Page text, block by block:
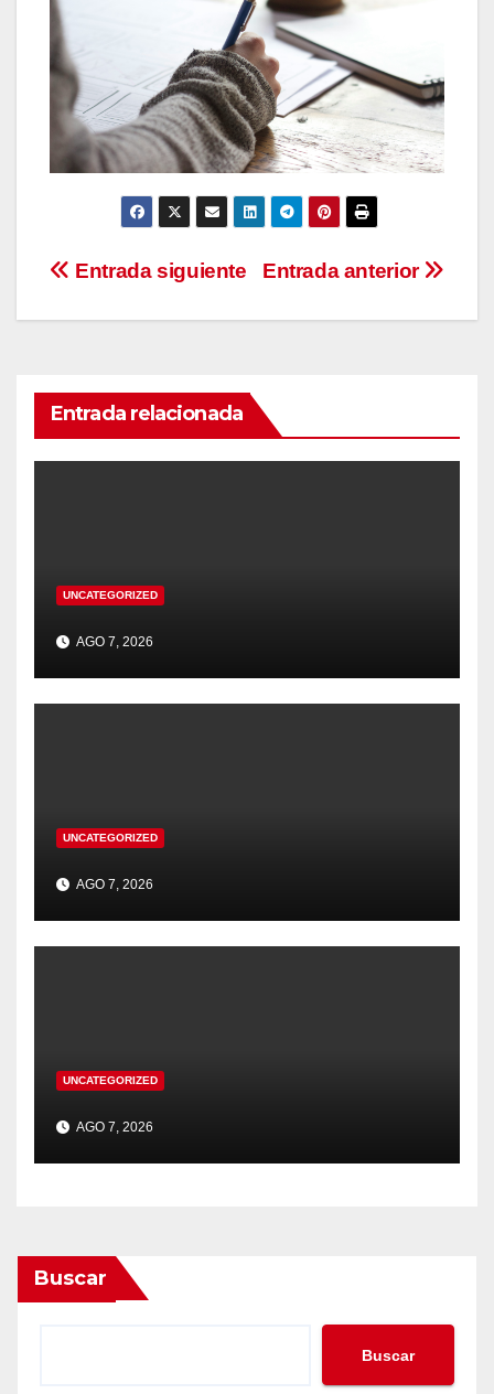
Navegación
de
Entrada anterior
Entrada siguiente
Entrada relacionada
UNCATEGORIZED
AGO 7, 2026
UNCATEGORIZED
AGO 7, 2026
UNCATEGORIZED
AGO 7, 2026
Buscar
Buscar